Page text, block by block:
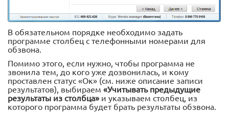
В обязательном порядке необходимо задать
программе столбец с телефонными номерами для
обзвона.
Помимо этого, если нужно, чтобы программа не
звонила тем, до кого уже дозвонилась, и кому
проставлен статус «Ок» (см. ниже описание записи
результатов), выбираем«Учитывать предыдущие
результаты из столбца» и указываем столбец, из
которого программа будет брать результаты обзвона.